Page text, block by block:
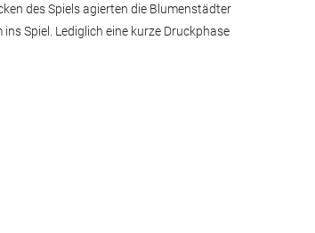
des Spiels agierten die Blumenstädter
Spiel. Lediglich eine kurze Druckphase